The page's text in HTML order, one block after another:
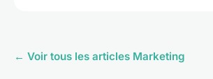
← Voir tous les articles Marketing